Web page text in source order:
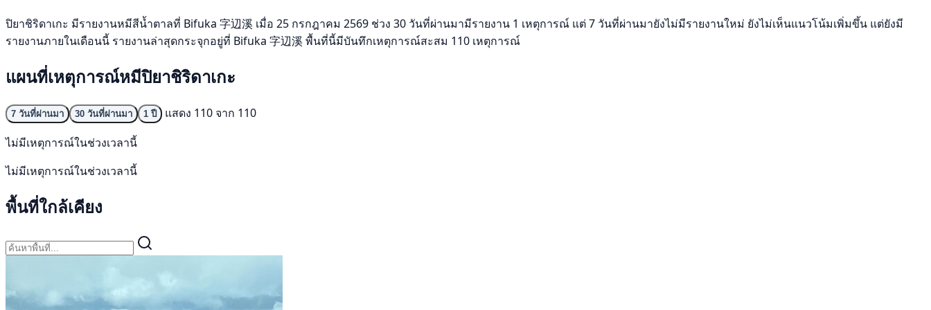
ปิยาชิริดาเกะ มีรายงานหมีสีน้ำตาลที่ Bifuka 字辺溪 เมื่อ 25 กรกฎาคม 2569 ช่วง 30 วันที่ผ่านมามีรายงาน 1 เหตุการณ์ แต่ 7 วันที่ผ่านมายังไม่มีรายงานใหม่ ยังไม่เห็นแนวโน้มเพิ่มขึ้น แต่ยังมี
รายงานภายในเดือนนี้ รายงานล่าสุดกระจุกอยู่ที่ Bifuka 字辺溪 พื้นที่นี้มีบันทึกเหตุการณ์สะสม 110 เหตุการณ์
แผนที่เหตุการณ์หมีปิยาชิริดาเกะ
7 วันที่ผ่านมา 30 วันที่ผ่านมา 1 ปี
แสดง 110 จาก 110
ไม่มีเหตุการณ์ในช่วงเวลานี้
ไม่มีเหตุการณ์ในช่วงเวลานี้
พื้นที่ใกล้เคียง